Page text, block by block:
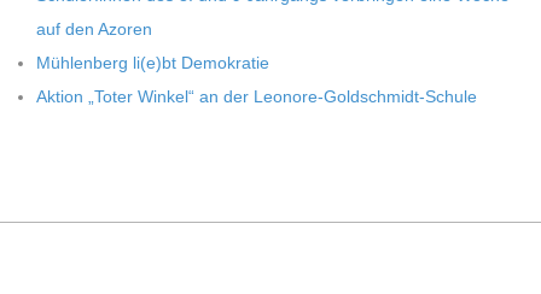
auf den Azoren
Müh­len­berg li(e)bt Demokratie
Aktion „Toter Win­kel“ an der Leonore-Goldschmidt-Schule